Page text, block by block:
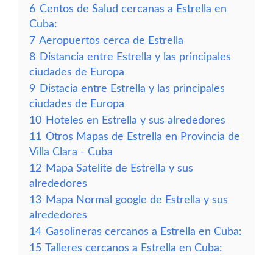
6 Centos de Salud cercanas a Estrella en
Cuba:
7 Aeropuertos cerca de Estrella
8 Distancia entre Estrella y las principales
ciudades de Europa
9 Distacia entre Estrella y las principales
ciudades de Europa
10 Hoteles en Estrella y sus alrededores
11 Otros Mapas de Estrella en Provincia de
Villa Clara - Cuba
12 Mapa Satelite de Estrella y sus
alrededores
13 Mapa Normal google de Estrella y sus
alrededores
14 Gasolineras cercanos a Estrella en Cuba:
15 Talleres cercanos a Estrella en Cuba: